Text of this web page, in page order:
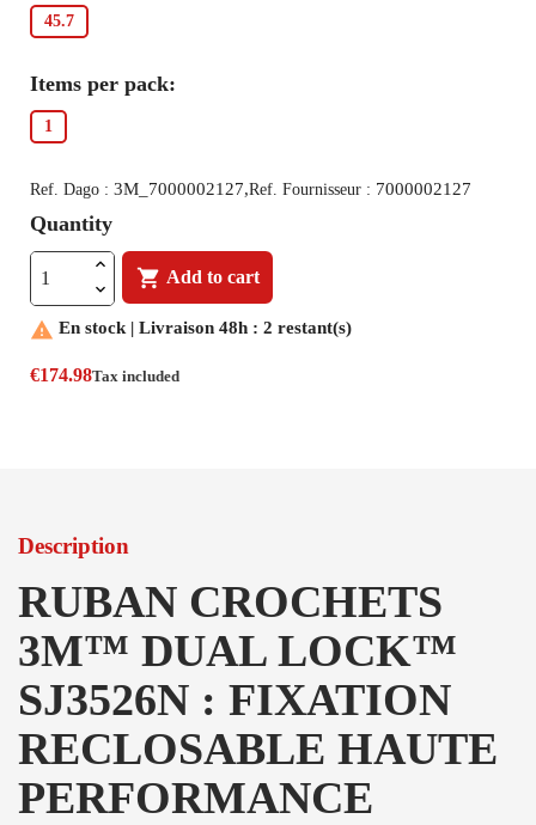
45.7
Items per pack:
1
Ref. Dago : 3M_7000002127,Ref. Fournisseur : 7000002127
Quantity
 Add to cart
 En stock | Livraison 48h : 2 restant(s)
€174.98Tax included
Description
RUBAN CROCHETS
3M™ DUAL LOCK™
SJ3526N : FIXATION
RECLOSABLE HAUTE
PERFORMANCE